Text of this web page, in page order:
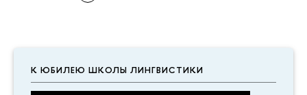
К ЮБИЛЕЮ ШКОЛЫ ЛИНГВИСТИКИ